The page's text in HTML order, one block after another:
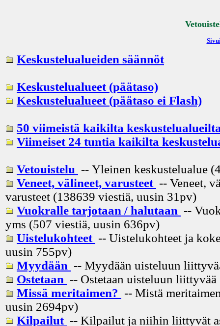
Keskustelualueiden säännöt
Keskustelualueet (päätaso)
Keskustelualueet (päätaso ei Flash)
50 viimeistä kaikilta
Viimeiset 24 tuntia kaikilta
Vetouistelu -- Yleinen keskustelualue
Veneet, välineet, varusteet -- Veneet,
varusteet (138639 viestiä, uusin 31pv)
Vuokralle tarjotaan / halutaan --
yms (507 viestiä, uusin 636pv)
Uistelukohteet -- Uistelukohteet ja
uusin 755pv)
Myydään -- Myydään uisteluun
Ostetaan -- Ostetaan uisteluun
Missä meritaimen? -- Mistä
uusin 2694pv)
Kilpailut -- Kilpailut ja niihin liittyvät